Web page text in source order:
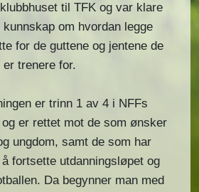
til TFK og var klare
om hvordan legge
for de guttene og jentene de
er trenere for.
er trinn 1 av 4 i NFFs
er rettet mot de som ønsker
ungdom, samt de som har
fortsette utdanningsløpet og
Da begynner man med